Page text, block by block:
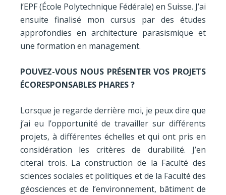
l’EPF (École Polytechnique Fédérale) en Suisse. J’ai
ensuite finalisé mon cursus par des études
approfondies en architecture parasismique et
une formation en management.
POUVEZ-VOUS NOUS PRÉSENTER VOS PROJETS
ÉCORESPONSABLES PHARES ?
Lorsque je regarde derrière moi, je peux dire que
j’ai eu l’opportunité de travailler sur différents
projets, à différentes échelles et qui ont pris en
considération les critères de durabilité. J’en
citerai trois. La construction de la Faculté des
sciences sociales et politiques et de la Faculté des
géosciences et de l’environnement, bâtiment de